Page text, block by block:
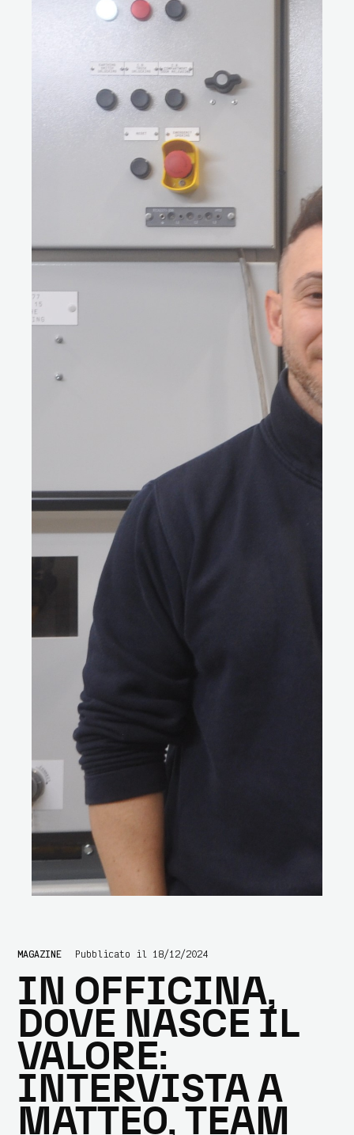
MAGAZINE Pubblicato il 18/12/2024
IN OFFICINA,
DOVE NASCE IL
VALORE:
INTERVISTA A
MATTEO, TEAM